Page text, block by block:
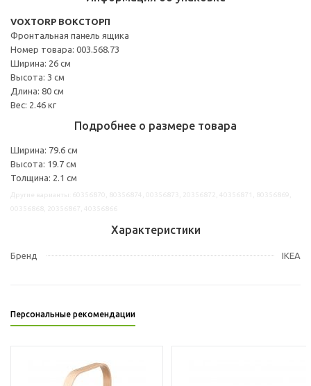
VOXTORP ВОКСТОРП
Фронтальная панель ящика
Номер товара: 003.568.73
Ширина: 26 см
Высота: 3 см
Длина: 80 см
Вес: 2.46 кг
Подробнее о размере товара
Ширина: 79.6 см
Высота: 19.7 см
Толщина: 2.1 см
Характеристики
Бренд IKEA
Персональные рекомендации